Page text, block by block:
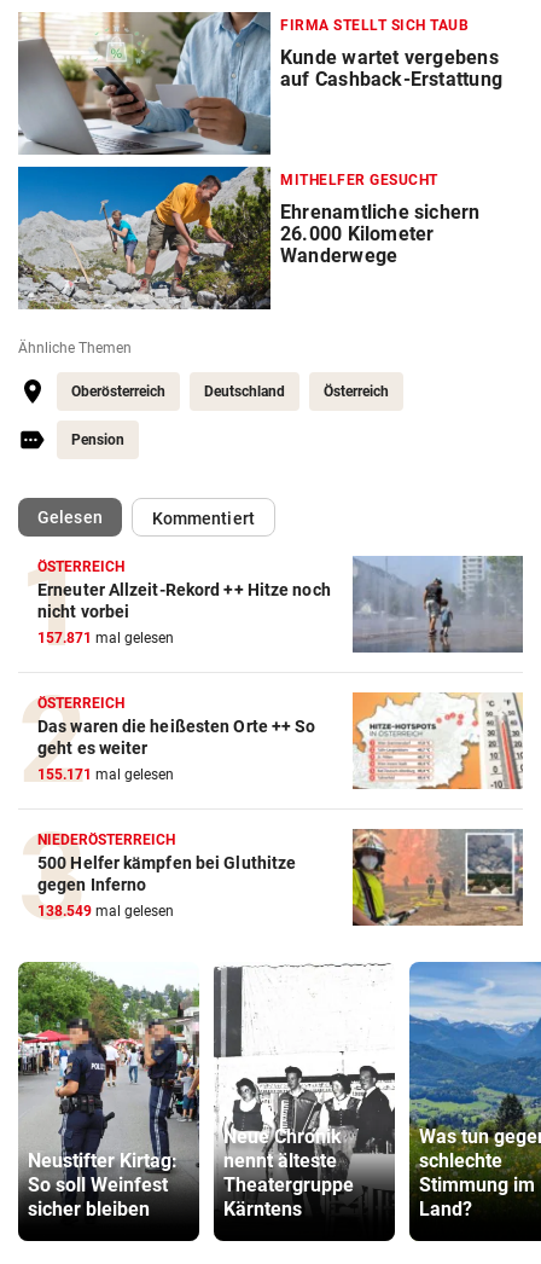
FIRMA STELLT SICH TAUB
Kunde wartet vergebens
auf Cashback-Erstattung
MITHELFER GESUCHT
Ehrenamtliche sichern
26.000 Kilometer
Wanderwege
Ähnliche Themen
Oberösterreich Deutschland Österreich
Pension
Gelesen(ausgewählt)Kommentiert
ÖSTERREICH
Erneuter Allzeit-Rekord ++ Hitze noch
nicht vorbei
157.871 mal gelesen
ÖSTERREICH
Das waren die heißesten Orte ++ So
geht es weiter
155.171 mal gelesen
NIEDERÖSTERREICH
500 Helfer kämpfen bei Gluthitze
gegen Inferno
138.549 mal gelesen
Neustifter Kirtag:
So soll Weinfest
sicher bleiben
Neue Chronik
nennt älteste
Theatergruppe
Kärntens
Was tun
schlechte
Stimmung im
Land?